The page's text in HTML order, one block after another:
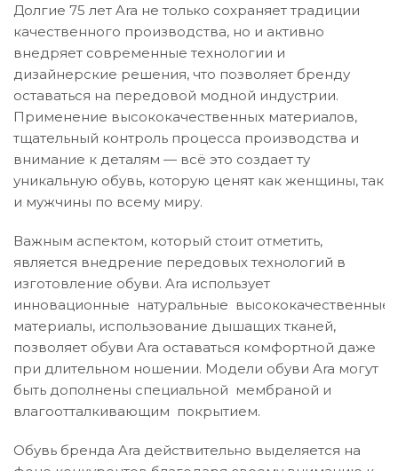
Долгие 75 лет Ara не только сохраняет традиции
качественного производства, но и активно
внедряет современные технологии и
дизайнерские решения, что позволяет бренду
оставаться на передовой модной индустрии.
Применение высококачественных материалов,
тщательный контроль процесса производства и
внимание к деталям — всё это создает ту
уникальную обувь, которую ценят как женщины, так
и мужчины по всему миру.
Важным аспектом, который стоит отметить,
является внедрение передовых технологий в
изготовление обуви. Ara использует
инновационные натуральные высококачественные
материалы, использование дышащих тканей,
позволяет обуви Ara оставаться комфортной даже
при длительном ношении. Модели обуви Ara могут
быть дополнены специальной мембраной и
влагоотталкивающим покрытием.
Обувь бренда Ara действительно выделяется на